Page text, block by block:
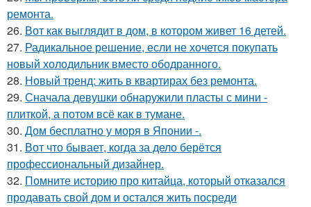
ремонта.
26. Вот как выглядит в дом, в котором живет 16 детей.
27. Радикальное решение, если не хочется покупать
новый холодильник вместо ободранного.
28. Новый тренд: жить в квартирах без ремонта.
29. Сначала девушки обнаружили пласты с мини -
плиткой, а потом всё как в тумане.
30. Дом бесплатно у моря в Японии -.
31. Вот что бывает, когда за дело берётся
профессиональный дизайнер.
32. Помните историю про китайца, который отказался
продавать свой дом и остался жить посреди